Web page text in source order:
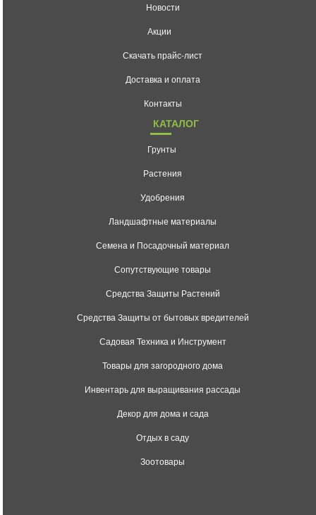
Новости
Акции
Скачать прайс-лист
Доставка и оплата
Контакты
КАТАЛОГ
Грунты
Растения
Удобрения
Ландшафтные материалы
Семена и Посадочный материал
Сопутствующие товары
Средства Защиты Растений
Средства Защиты от бытовых вредителей
Садовая Техника и Инструмент
Товары для загородного дома
Инвентарь для выращивания рассады
Декор для дома и сада
Отдых в саду
Зоотовары